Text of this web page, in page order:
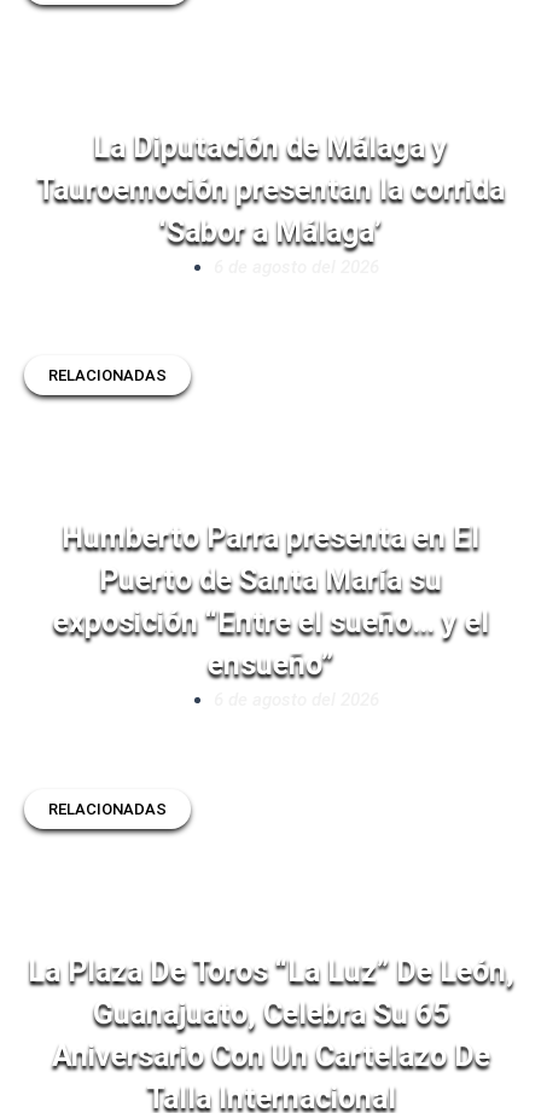
La Diputación de Málaga y
Tauroemoción presentan la corrida
‘Sabor a Málaga’
RELACIONADAS
Humberto Parra presenta en El
Puerto de Santa María su
exposición “Entre el sueño… y el
ensueño”
RELACIONADAS
La Plaza De Toros “La Luz” De León,
Guanajuato, Celebra Su 65
Aniversario Con Un Cartelazo De
Talla Internacional